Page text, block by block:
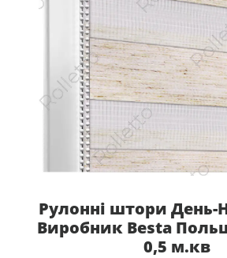
Рулонні штори День-
Виробник Besta
0,5 м.кв